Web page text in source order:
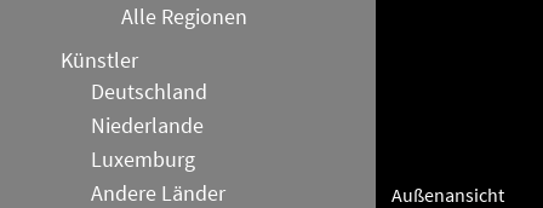
Alle Regionen
Künstler
Deutschland
Niederlande
Luxemburg
Andere Länder
Außenansicht